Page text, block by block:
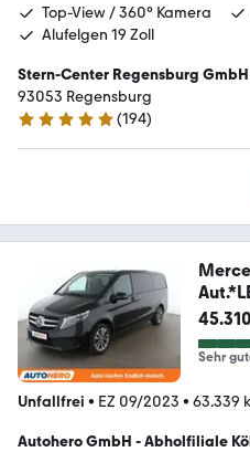
Top-View / 360° Kamera
Alufelgen 19 Zoll
Stern-Center Regensburg GmbH
93053 Regensburg
5 Sterne
(194)
Sehr
Unfallfrei • EZ 09/2023 • 63.339
Autohero GmbH - Abholfiliale